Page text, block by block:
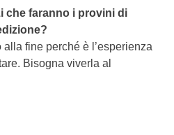
che faranno i provini di
fine perché è l’esperienza
Bisogna viverla al